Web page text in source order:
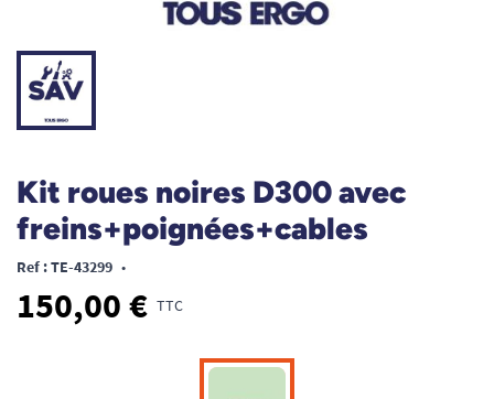
Kit roues noires D300 avec
freins+poignées+cables
Ref : TE-43299 •
150,00 € TTC